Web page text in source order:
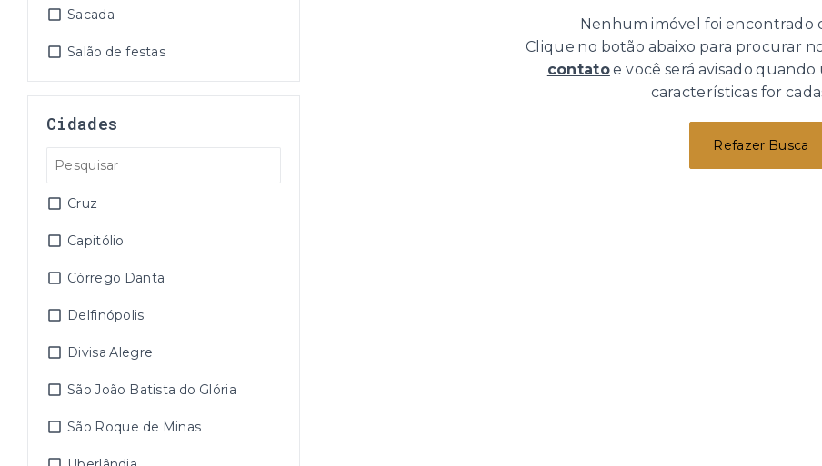
Sacada
Salão de festas
Cidades
Cruz
Capitólio
Córrego Danta
Delfinópolis
Divisa Alegre
São João Batista do Glória
São Roque de Minas
Nenhum imóvel foi encontrado
Clique no botão abaixo para procurar
contatoe você será avisado quando
características for
Refazer Busca